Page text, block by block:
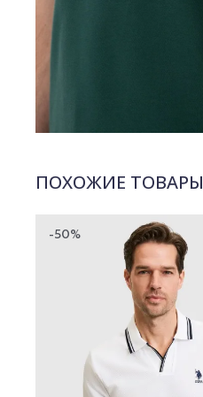
ПОХОЖИЕ ТОВАРЫ
-50%